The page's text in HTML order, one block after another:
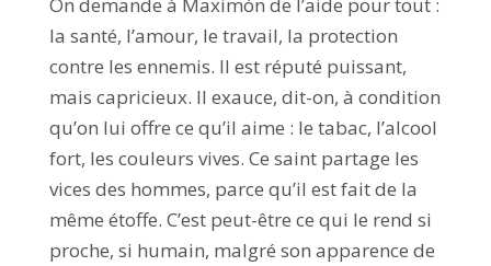
la santé, l’amour, le travail, la protection
contre les ennemis. Il est réputé puissant,
mais capricieux. Il exauce, dit-on, à condition
qu’on lui offre ce qu’il aime : le tabac, l’alcool
fort, les couleurs vives. Ce saint partage les
vices des hommes, parce qu’il est fait de la
même étoffe. C’est peut-être ce qui le rend si
proche, si humain, malgré son apparence de